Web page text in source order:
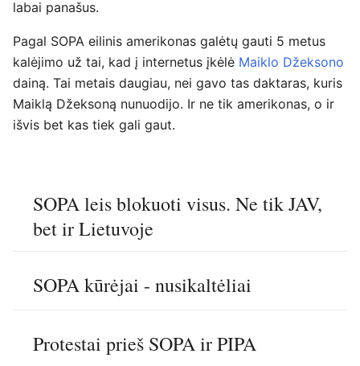
labai panašus.
Pagal SOPA eilinis amerikonas galėtų gauti 5 metus
kalėjimo už tai, kad į internetus įkėlė Maiklo Džeksono
dainą. Tai metais daugiau, nei gavo tas daktaras, kuris
Maiklą Džeksoną nunuodijo. Ir ne tik amerikonas, o ir
išvis bet kas tiek gali gaut.
SOPA leis blokuoti visus. Ne tik JAV,
bet ir Lietuvoje
SOPA kūrėjai - nusikaltėliai
Protestai prieš SOPA ir PIPA